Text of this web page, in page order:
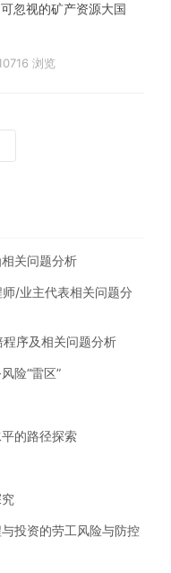
忽视的矿产资源大国
浏览
关问题分析
/业主代表相关问题分
序及相关问题分析
险“雷区”
的路径探索
投资的劳工风险与防控